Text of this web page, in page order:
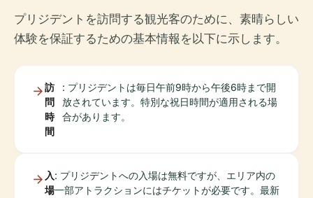
プリジデントを訪問する観光客のために、素晴らしい
体験を保証するための基本情報を以下に示します。
訪
問
時
間
: プリジデントは毎日午前9時から午後6時まで開
放されています。特別な祝日時間が適用される場
合があります。
入
場
: プリジデントへの入場は無料ですが、エリア内の
一部アトラクションにはチケットが必要です。最新